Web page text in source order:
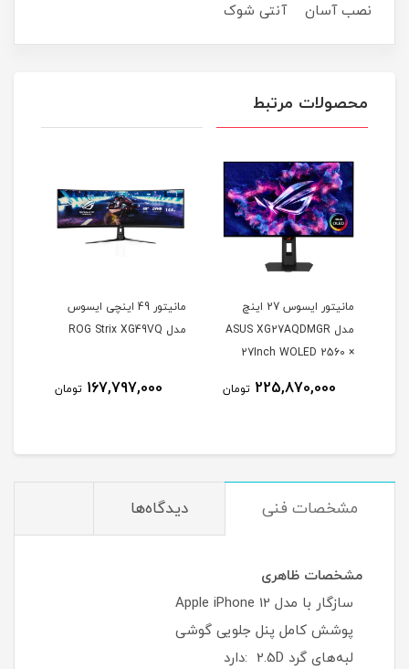
نصب آسان آنتی شوک
محصولات مرتبط
مانیتور ایسوس 27 اینچ
مدل ASUS XG27AQDMGR
27Inch WOLED 2560 ×
250Nits Matte ROG OLED
225,870,000 تومان
مانیتور 49 اینچی ایسوس
مدل ROG Strix XG49VQ
167,797,000 تومان
مشخصات فنی دیدگاه‌ها
مشخصات ظاهری
سازگار با مدل Apple iPhone 12
پوشش کامل پنل جلویی گوشی
لبه‌های گرد 2.5D :دارد